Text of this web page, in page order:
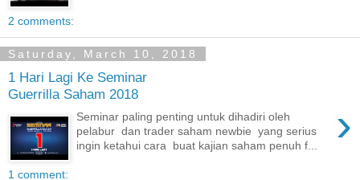
2 comments:
Saturday, March 10, 2018
1 Hari Lagi Ke Seminar
Guerrilla Saham 2018
›
Seminar paling penting untuk dihadiri oleh
pelabur dan trader saham newbie yang serius
ingin ketahui cara buat kajian saham penuh f...
1 comment: